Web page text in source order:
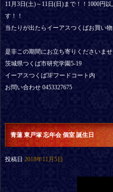
11月3日(土)～11日(日)まで！！1000円
す！！
当たりが出たらイーアスつくばお買い
是非この期間にお立ち寄りくださいませ
茨城県つくば市研究学園5-19
イーアスつくば3Fフードコート内
お問い合わせ 0453327675
青蓮 東戸塚 忘年会 個室 誕生日
投稿日 2018年11月5日